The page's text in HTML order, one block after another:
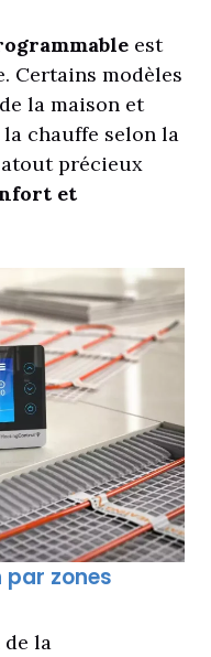
est
Certains modèles
la maison et
chauffe selon la
atout précieux
et
par zones
de la